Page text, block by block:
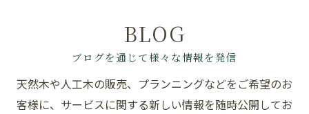
ブログを通じて様々な情報を発信
BLOG
天然木や人工木の販売、プランニングなどをご希望のお
客様に、サービスに関する新しい情報を随時公開してお